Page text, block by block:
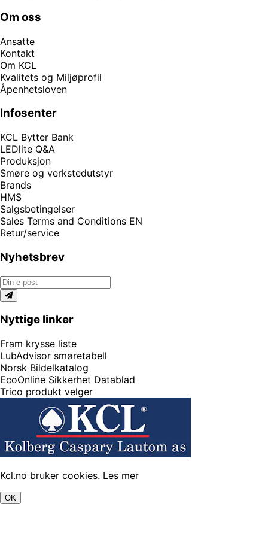
Om oss
Ansatte
Kontakt
Om KCL
Kvalitets og Miljøprofil
Åpenhetsloven
Infosenter
KCL Bytter Bank
LEDlite Q&A
Produksjon
Smøre og verkstedutstyr
Brands
HMS
Salgsbetingelser
Sales Terms and Conditions EN
Retur/service
Nyhetsbrev
Nyttige linker
Fram krysse liste
LubAdvisor smøretabell
Norsk Bildelkatalog
EcoOnline Sikkerhet Datablad
Trico produkt velger
Kcl.no bruker cookies. Les mer
OK